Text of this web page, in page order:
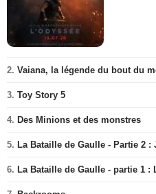
2. Vaiana, la légende du bout du
3. Toy Story 5
4. Des Minions et des monstres
5. La Bataille de Gaulle - Partie 2 :
6. La Bataille de Gaulle - partie 1 :